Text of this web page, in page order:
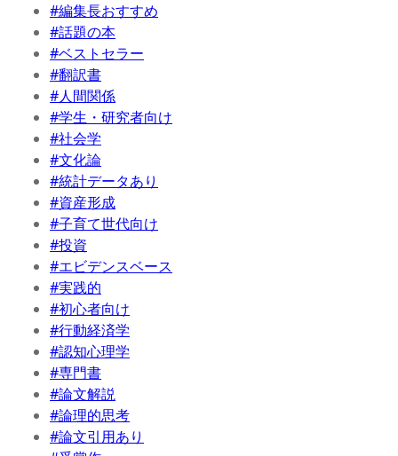
#編集長おすすめ
#話題の本
#ベストセラー
#翻訳書
#人間関係
#学生・研究者向け
#社会学
#文化論
#統計データあり
#資産形成
#子育て世代向け
#投資
#エビデンスベース
#実践的
#初心者向け
#行動経済学
#認知心理学
#専門書
#論文解説
#論理的思考
#論文引用あり